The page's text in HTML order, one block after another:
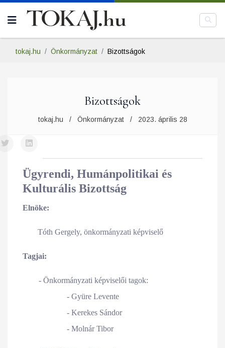
tokaj.hu Önkormányzat Bizottságok
Bizottságok
tokaj.hu Önkormányzat 2023. április 28
Ügyrendi, Humánpolitikai és
Kulturális Bizottság
Elnöke:
Tóth Gergely, önkormányzati képviselő
Tagjai:
- Önkormányzati képviselői tagok:
- Gyüre Levente
- Kerekes Sándor
- Molnár Tibor